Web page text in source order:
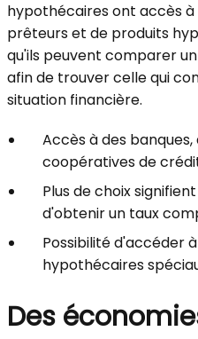
hypothécaires ont accès
prêteurs et de produits
qu'ils peuvent comparer
afin de trouver celle qui
situation financière.
Accès à des
coopératives de
Plus de choix
d'obtenir un taux
Possibilité d'accéder
hypothécaires
Des